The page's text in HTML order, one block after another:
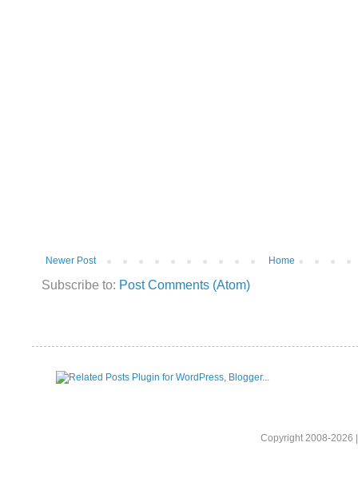
Newer Post Home
Subscribe to: Post Comments (Atom)
Copyright 2008-2026